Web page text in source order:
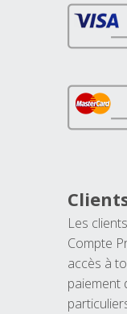
Les
Compte
accès à
paiement